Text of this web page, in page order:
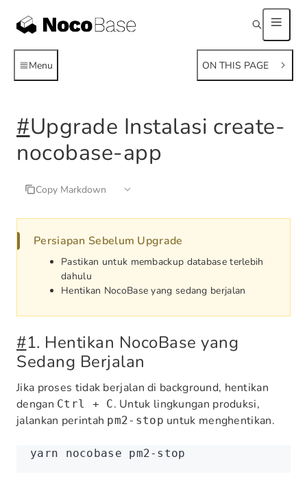
Menu ON THIS PAGE
#Upgrade Instalasi create-
nocobase-app
Copy Markdown
Persiapan Sebelum Upgrade
Pastikan untuk membackup database terlebih
dahulu
Hentikan NocoBase yang sedang berjalan
#1. Hentikan NocoBase yang
Sedang Berjalan
Jika proses tidak berjalan di background, hentikan
dengan Ctrl + C. Untuk lingkungan produksi,
jalankan perintah pm2-stop untuk menghentikan.
yarn nocobase pm2-stop